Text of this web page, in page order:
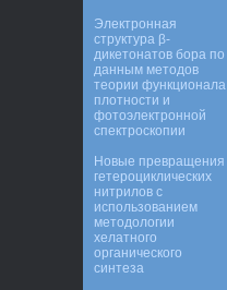
Электронная
структура β-
дикетонатов бора по
данным методов
теории функционала
плотности и
фотоэлектронной
спектроскопии
Новые превращения
гетероциклических
нитрилов с
использованием
методологии
хелатного
органического
синтеза